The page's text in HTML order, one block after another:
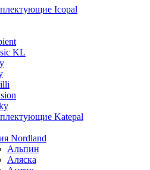
Icopal
KL
Katepal
Nordland
Альпин
Аляска